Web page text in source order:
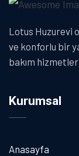
Lotus Huzurevi
ve konforlu bir
bakım
Kurumsal
Anasayfa